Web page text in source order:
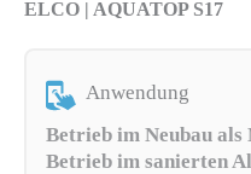
ELCO | AQUATOP S17
Anwendung
Betrieb im Neubau als
Betrieb im sanierten